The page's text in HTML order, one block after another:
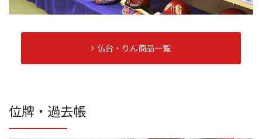
仏台・りん商品一覧
位牌・過去帳